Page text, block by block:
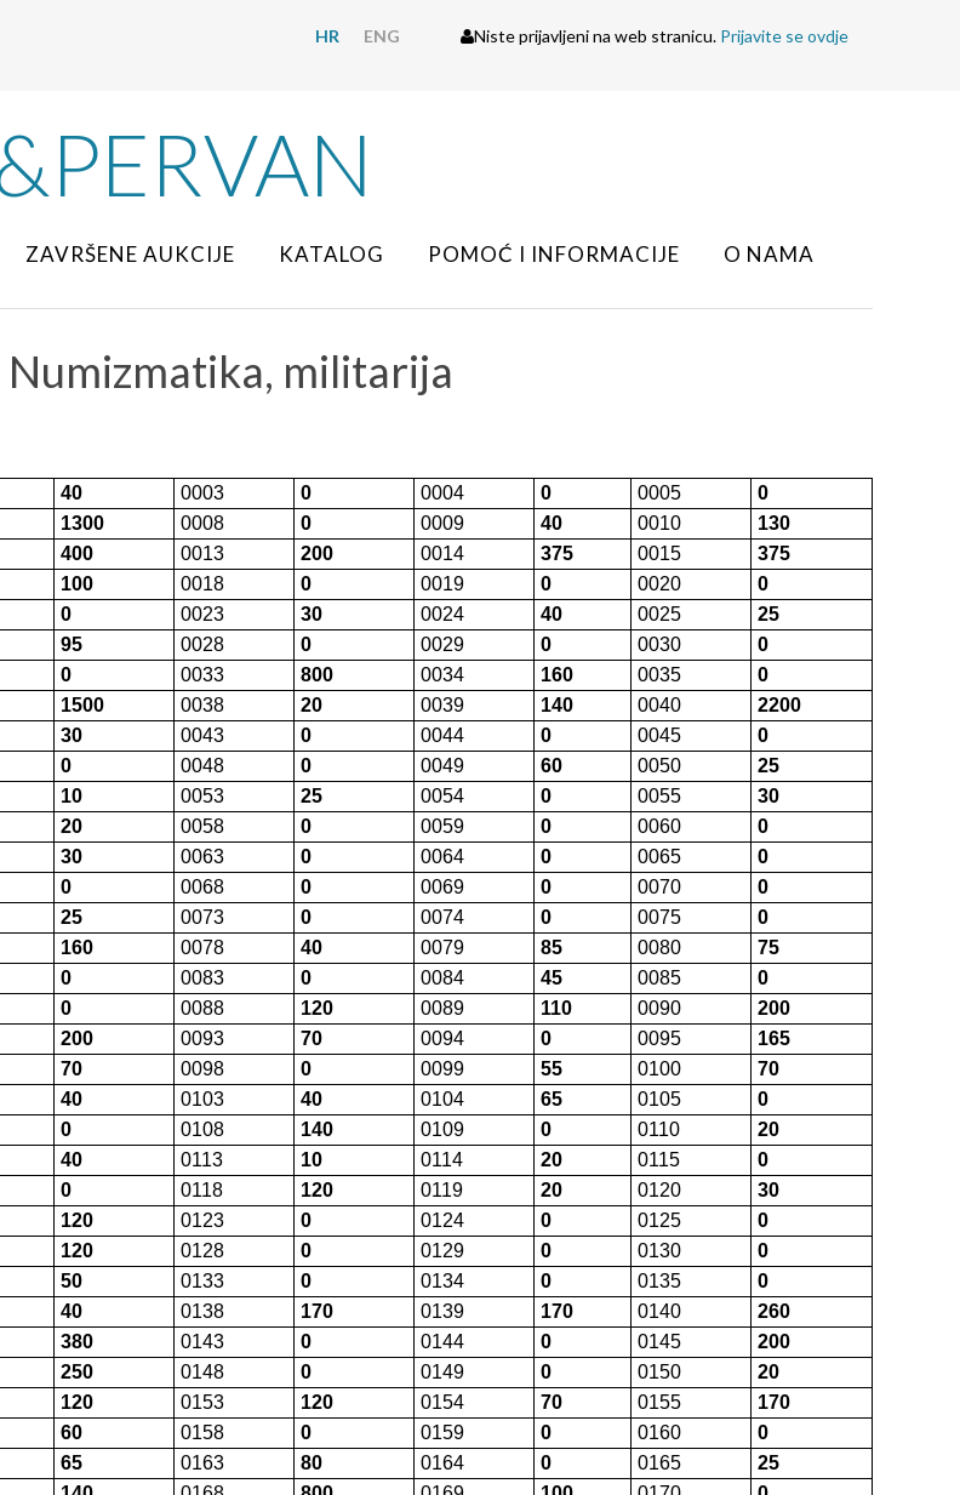
HR ENG Niste prijavljeni na web stranicu. Prijavite se ovdje
ZAVRŠENE AUKCIJE KATALOG POMOĆ I INFORMACIJE
O NAMA
Numizmatika, militarija
40 0003 0 0004 0 0005
0
1300 0008 0 0009 40 0010
130
400 0013 200 0014 375 0015
375
100 0018 0 0019 0 0020
0
0 0023 30 0024 40 0025
25
95 0028 0 0029 0 0030
0
0 0033 800 0034 160 0035
0
1500 0038 20 0039 140 0040
2200
30 0043 0 0044 0 0045
0
0 0048 0 0049 60 0050
25
10 0053 25 0054 0 0055
30
20 0058 0 0059 0 0060
0
30 0063 0 0064 0 0065
0
0 0068 0 0069 0 0070
0
25 0073 0 0074 0 0075
0
160 0078 40 0079 85 0080
75
0 0083 0 0084 45 0085
0
0 0088 120 0089 110 0090
200
200 0093 70 0094 0 0095
165
70 0098 0 0099 55 0100
70
40 0103 40 0104 65 0105
0
0 0108 140 0109 0 0110
20
40 0113 10 0114 20 0115
0
0 0118 120 0119 20 0120
30
120 0123 0 0124 0 0125
0
120 0128 0 0129 0 0130
0
50 0133 0 0134 0 0135
0
40 0138 170 0139 170 0140
260
380 0143 0 0144 0 0145
200
250 0148 0 0149 0 0150
20
120 0153 120 0154 70 0155
170
60 0158 0 0159 0 0160
0
65 0163 80 0164 0 0165
25